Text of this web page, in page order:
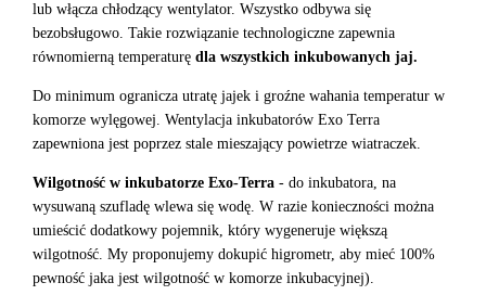
lub włącza chłodzący wentylator. Wszystko odbywa się
bezobsługowo. Takie rozwiązanie technologiczne zapewnia
równomierną temperaturę dla wszystkich inkubowanych jaj.
Do minimum ogranicza utratę jajek i groźne wahania temperatur w
komorze wylęgowej. Wentylacja inkubatorów Exo Terra
zapewniona jest poprzez stale mieszający powietrze wiatraczek.
Wilgotność w inkubatorze Exo-Terra - do inkubatora, na
wysuwaną szufladę wlewa się wodę. W razie konieczności można
umieścić dodatkowy pojemnik, który wygeneruje większą
wilgotność. My proponujemy dokupić higrometr, aby mieć 100%
pewność jaka jest wilgotność w komorze inkubacyjnej).